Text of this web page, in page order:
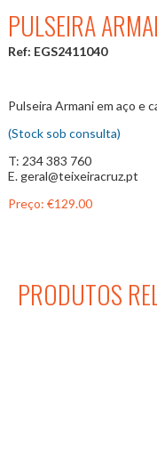
PULSEIRA
Ref: EGS2411040
Pulseira Armani em aço e
(Stock sob consulta)
T: 234 383 760
E. geral@teixeiracruz.pt
Preço: €129.00
PRODUTOS